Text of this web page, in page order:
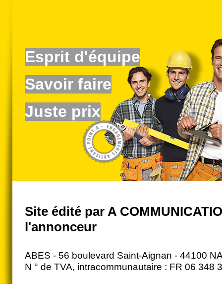
Esprit d'équipe
Savoir faire
Juste prix
Site édité par A
l'annonceur
ABES - 56 boulevard Saint-Aignan - 44100
N ° de TVA, intracommunautaire : FR 06 348